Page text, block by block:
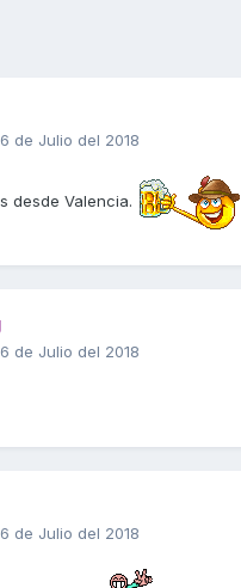
de Julio del 2018
desde Valencia.
de Julio del 2018
de Julio del 2018